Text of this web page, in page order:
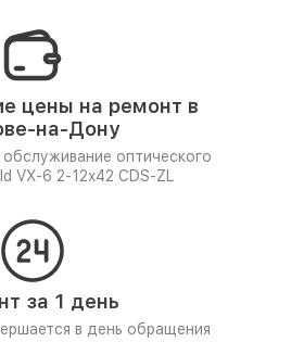
цены на ремонт в
на-Дону
оптического
VX-6 2-12x42 CDS-ZL
за 1 день
в день обращения